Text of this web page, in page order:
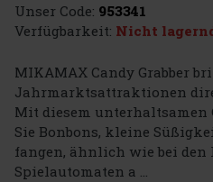
Unser Code: 953341
Verfügbarkeit: Nicht
MIKAMAX Candy Grabber
Jahrmarktsattraktionen
Mit diesem
Sie Bonbons, kleine
fangen, ähnlich wie bei den
Spielautomaten a ...